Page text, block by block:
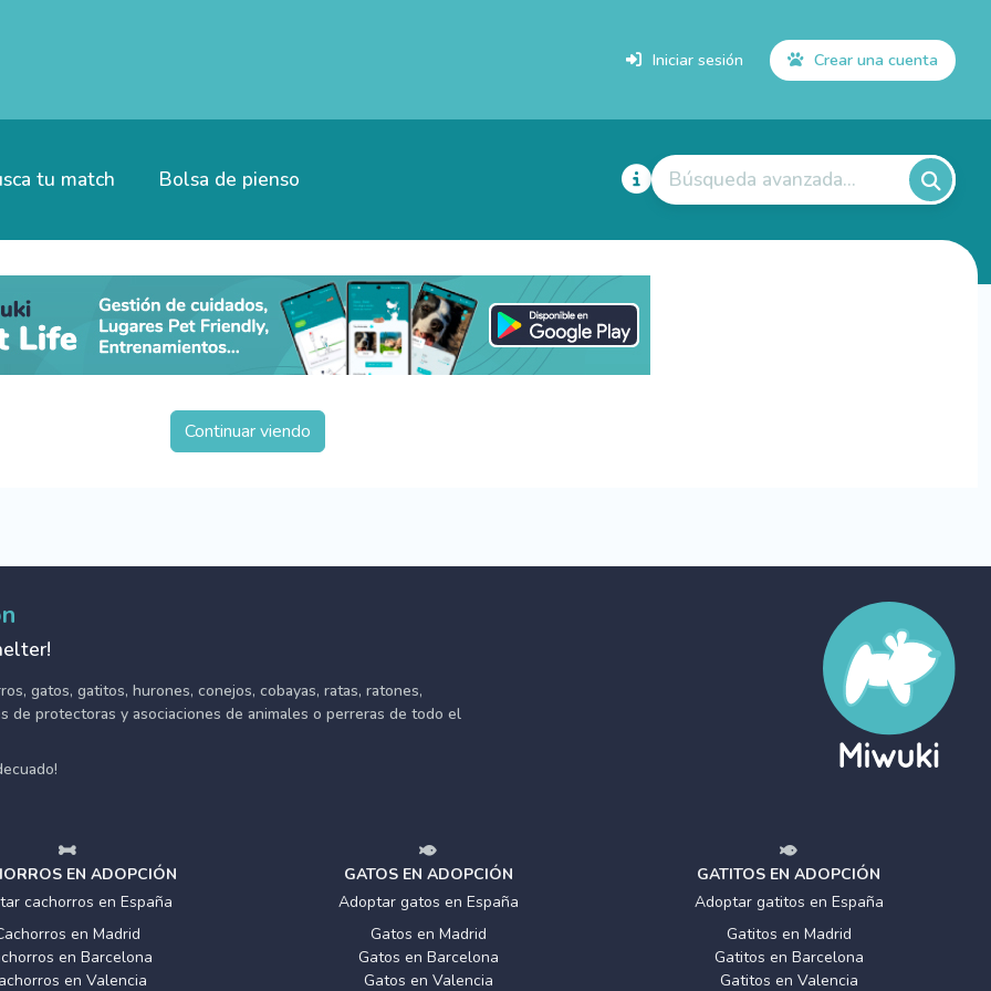
Iniciar sesión Crear una cuenta
tu match Bolsa de pienso Búsqueda avanzada...
Continuar viendo
gatos, gatitos, hurones, conejos, cobayas, ratas, ratones,
de protectoras y asociaciones de animales o perreras de todo el
EN ADOPCIÓN
cachorros en España
en Madrid
en Barcelona
en Valencia
GATOS EN ADOPCIÓN
Adoptar gatos en España
Gatos en Madrid
Gatos en Barcelona
Gatos en Valencia
GATITOS EN ADOPCIÓN
Adoptar gatitos en España
Gatitos en Madrid
Gatitos en Barcelona
Gatitos en Valencia